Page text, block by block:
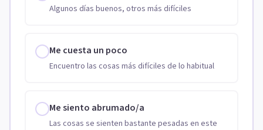
Algunos días buenos, otros más difíciles
Me cuesta un poco
Encuentro las cosas más difíciles de lo habitual
Me siento abrumado/a
Las cosas se sienten bastante pesadas en este